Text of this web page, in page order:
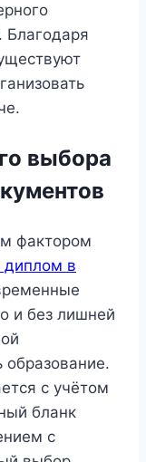
Благодаря
выбора
фактором
диплом в
и без лишней
образование.
с учётом
бланк
с